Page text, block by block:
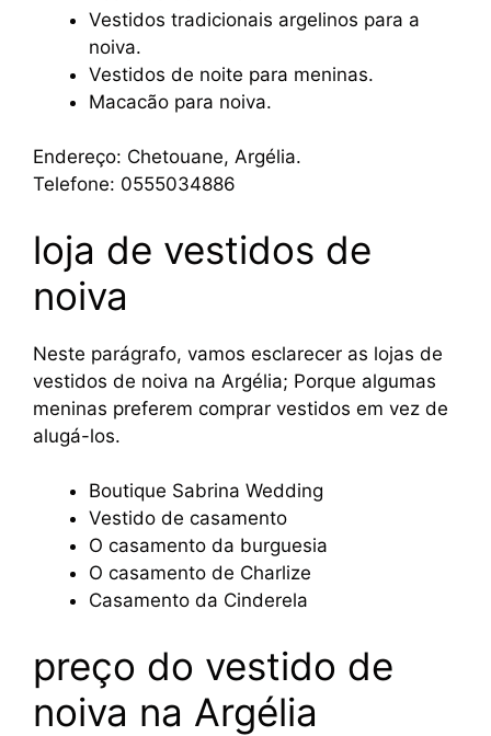
Vestidos tradicionais argelinos para a
noiva.
Vestidos de noite para meninas.
Macacão para noiva.
Endereço: Chetouane, Argélia.
Telefone: 0555034886
loja de vestidos de
noiva
Neste parágrafo, vamos esclarecer as lojas de
vestidos de noiva na Argélia; Porque algumas
meninas preferem comprar vestidos em vez de
alugá-los.
Boutique Sabrina Wedding
Vestido de casamento
O casamento da burguesia
O casamento de Charlize
Casamento da Cinderela
preço do vestido de
noiva na Argélia